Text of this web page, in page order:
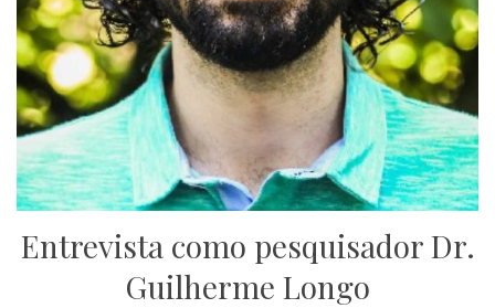
Entrevista como pesquisador Dr.
Guilherme Longo